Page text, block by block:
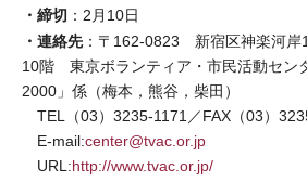
・締切 ：2月10日
・連絡先：〒162-0823 新宿区神楽河
10階 東京ボランティア・市民活動セン
2000」係（梅本，熊谷，柴田）
TEL（03）3235-1171／FAX（03）
E-mail:center@tvac.or.jp
URL:http://www.tvac.or.jp/